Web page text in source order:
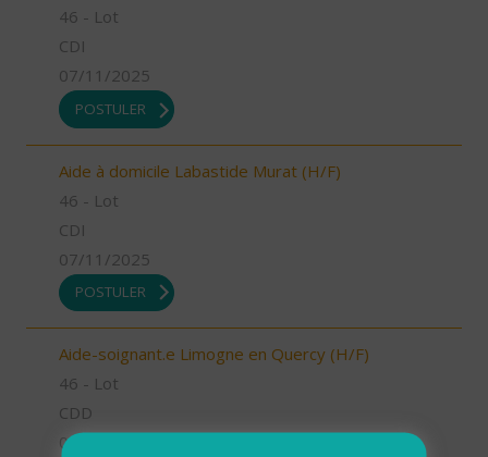
46 - Lot
CDI
07/11/2025
POSTULER
Aide à domicile Labastide Murat (H/F)
46 - Lot
CDI
07/11/2025
POSTULER
Aide-soignant.e Limogne en Quercy (H/F)
46 - Lot
CDD
07/11/2025